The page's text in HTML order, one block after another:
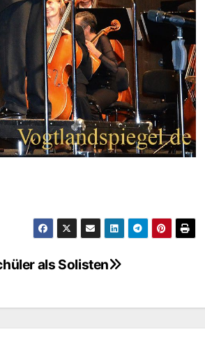
als Solisten